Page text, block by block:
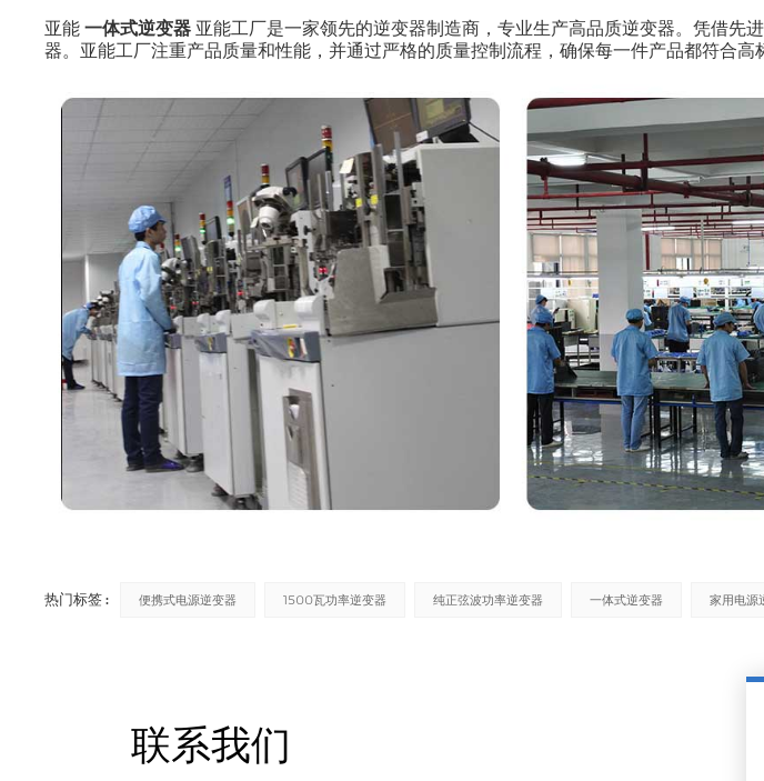
亚能一体式逆变器 亚能工厂是一家领先的逆变器制造商，专业生产高品质逆变器。凭借先
器。亚能工厂注重产品质量和性能，并通过严格的质量控制流程，确保每一件产品都符合高
热门标签 : 便携式电源逆变器 1500瓦功率逆变器 纯正弦波功率逆变器 一体式逆变器 家用电源
联系我们